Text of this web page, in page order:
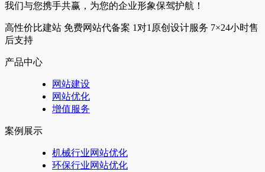
我们与您携手共赢，为您的企业形象保驾护航！
高性价比建站 免费网站代备案 1对1原创设计服务 7×24小时售
后支持
产品中心
网站建设
网站优化
增值服务
案例展示
机械行业网站优化
环保行业网站优化